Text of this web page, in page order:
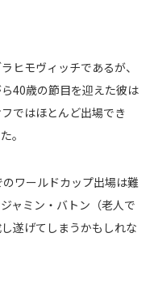
ヒモヴィッチであるが、
40歳の節目を迎えた彼は
ではほとんど出場でき
。
ワールドカップ出場は難
ャミン・バトン（老人で
遂げてしまうかもしれな